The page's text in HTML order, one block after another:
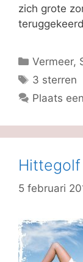
zich grote
Vermeer,
Tags
3 sterren
Plaats
Hittegolf
5 februari